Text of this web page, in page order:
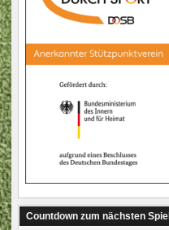
Countdown zum nächsten Spiel